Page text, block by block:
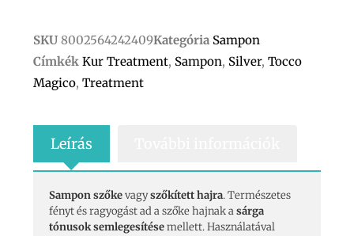
SKU8002564242409Kategória Sampon
Címkék Kur Treatment, Sampon, Silver,Tocco
Magico,Treatment
Leírás
Sampon szőkevagyszőkített hajra. Természetes
fényt és ragyogást ad a szőke hajnak asárga
tónusok semlegesítésemellett. Használatával